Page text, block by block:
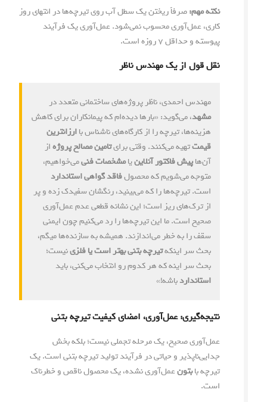
نکته مهم:صرفاً ریختن یک سطل آب روی تیرچه‌ها در انتهای روز
کاری، عمل‌آوری محسوب نمی‌شود. عمل‌آوری یک فرآیند
پیوسته و حداقل ۷ روزه است.
نقل قول از یک مهندس ناظر
مهندس احمدی، ناظر پروژه‌های ساختمانی متعدد در
مشهد، می‌گوید: «بارها دیده‌ام که پیمانکاران برای کاهش
هزینه‌ها، تیرچه را از کارگاه‌های ناشناس باارزانترین
قیمتتهیه می‌کنند. وقتی برایتامین مصالح پروژهاز
آن‌هاپیش فاکتور آنلاینیامشخصات فنیمی‌خواهیم،
متوجه می‌شویم که محصولفاقد گواهی استاندارد
است. تیرچه‌ها را که می‌بینید، رنگشان سفیدک زده و پر
از ترک‌های ریز است؛ این نشانه قطعی عدم عمل‌آوری
صحیح است. ما این تیرچه‌ها را رد می‌کنیم چون ایمنی
سقف را به خطر می‌اندازند. همیشه به سازنده‌ها میگم،
بحث سر اینکهتیرچه بتنی بهتر است یا فلزینیست؛
بحث سر اینه که هر کدوم رو انتخاب می‌کنی، باید
استانداردباشه!»
نتیجه‌گیری: عمل‌آوری، امضای کیفیت تیرچه بتنی
عمل‌آوری صحیح، یک مرحله تجملی نیست؛ بلکه بخش
جدایی‌ناپذیر و حیاتی در فرآیند تولید تیرچه بتنی است. یک
تیرچه بابتونعمل‌آوری نشده، یک محصول ناقص و خطرناک
است.